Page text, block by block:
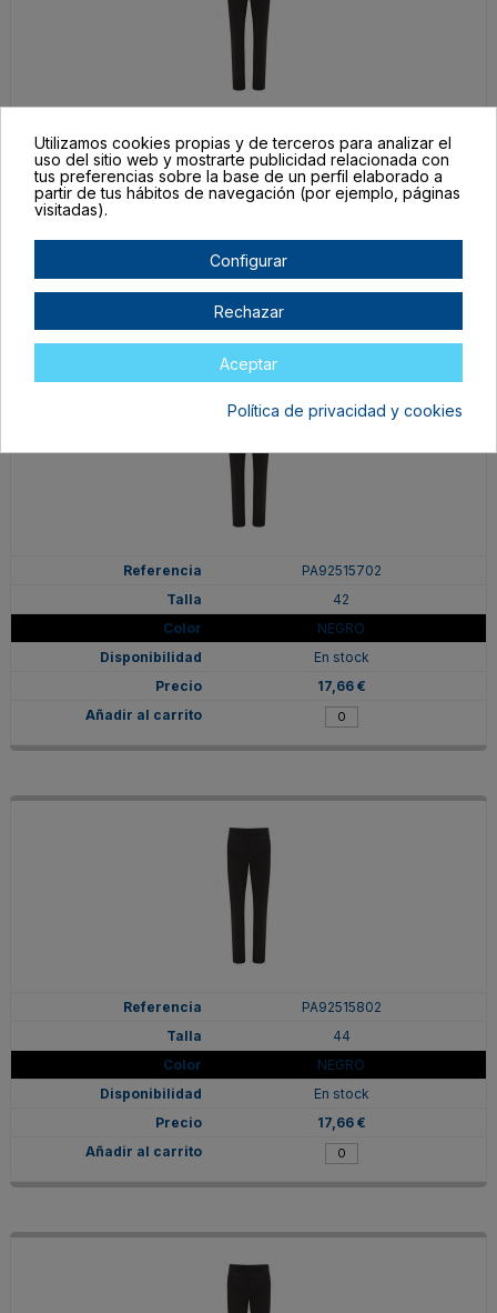
40
NEGRO
PA92515702
42
NEGRO
En stock
17,66 €
PA92515802
44
NEGRO
En stock
17,66 €
Utilizamos cookies propias y de terceros para analizar el
uso del sitio web y mostrarte publicidad relacionada con
tus preferencias sobre la base de un perfil elaborado a
partir de tus hábitos de navegación (por ejemplo, páginas
visitadas).
Configurar
Rechazar
Aceptar
Política de privacidad y cookies